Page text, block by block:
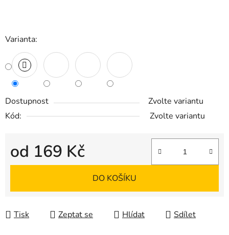
Varianta:
Dostupnost
Zvolte variantu
Kód:
Zvolte variantu
od 169 Kč
Měrná cena:
DO KOŠÍKU
Tisk Zeptat se Hlídat Sdílet